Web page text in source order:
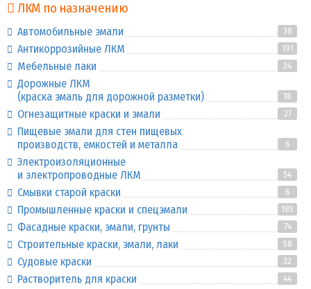
ЛКМ по назначению
Автомобильные эмали 38
Антикоррозийные ЛКМ 191
Мебельные лаки 24
Дорожные ЛКМ
(краска эмаль для дорожной разметки)
18
Огнезащитные краски и эмали 27
Пищевые эмали для стен пищевых
производств, емкостей и металла
6
Электроизоляционные
и электропроводные ЛКМ
54
Смывки старой краски 6
Промышленные краски и спецэмали 185
Фасадные краски, эмали, грунты 74
Строительные краски, эмали, лаки 58
Судовые краски 32
Растворитель для краски 44